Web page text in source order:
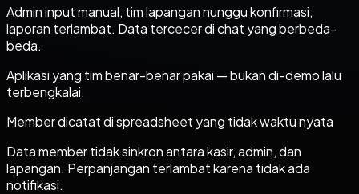
Admin input manual, tim lapangan nunggu konfirmasi,
laporan terlambat. Data tercecer di chat yang berbeda-
beda.
Aplikasi yang tim benar-benar pakai — bukan di-demo lalu
terbengkalai.
Member dicatat di spreadsheet yang tidak waktu nyata
Data member tidak sinkron antara kasir, admin, dan
lapangan. Perpanjangan terlambat karena tidak ada
notifikasi.